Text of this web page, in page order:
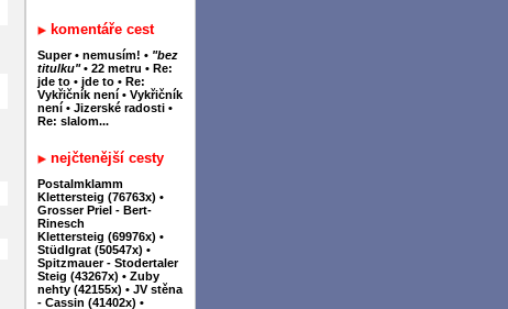
komentáře cest
Super • nemusím! • "bez
titulku" • 22 metru • Re:
jde to • jde to • Re:
Vykřičník není • Vykřičník
není • Jizerské radosti •
Re: slalom...
nejčtenější cesty
Postalmklamm
Klettersteig (76763x) •
Grosser Priel - Bert-
Rinesch
Klettersteig (69976x) •
Stüdlgrat (50547x) •
Spitzmauer - Stodertaler
Steig (43267x) • Zuby
nehty (42155x) • JV stěna
- Cassin (41402x) •